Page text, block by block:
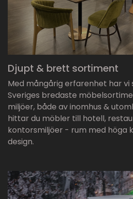
Djupt & brett sortiment
Med mångårig erfarenhet har
Sveriges bredaste
miljöer, både av inomhus &
hittar du möbler till hotell,
kontorsmiljöer - rum med höga
design.